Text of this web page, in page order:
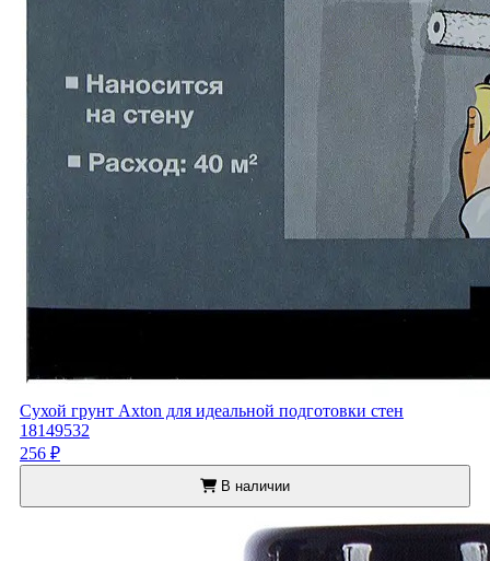
Сухой грунт Axton для идеальной подготовки стен
18149532
256 ₽
В наличии